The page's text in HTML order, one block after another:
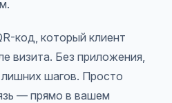
код, который клиент
визита. Без приложения,
лишних шагов. Просто
— прямо в вашем